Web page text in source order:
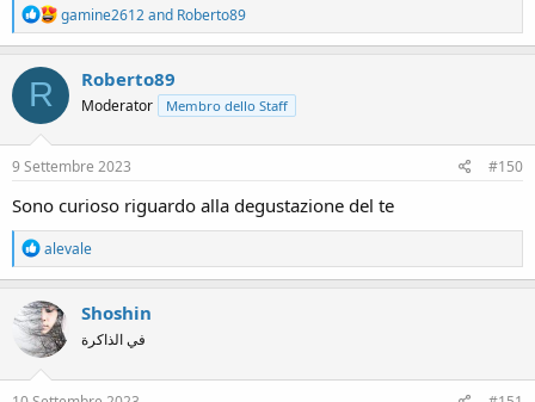
R
e
a
c
i
n
s
gamine2612and Roberto89
R Roberto89
Moderator Membro dello Staff
9 Settembre 2023 #150
Sono curioso riguardo alla degustazione del te
R
e
a
c
t
i
o
n
alevale
Shoshin
في الذاكرة